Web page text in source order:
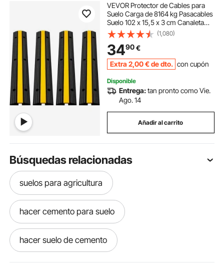
VEVOR Protector de Cables para
Suelo Carga de 8164 kg Pasacables
Suelo 102 x 15,5 x 3 cm Canaleta
Cables Suelo el Reductor de
Velocidad para Protección de
Cables Eléctricos
(1,080)
3490€
Extra 2,00 €de dto. con cupón
Disponible
Entrega:tan pronto como Vie.
Ago. 14
Añadir al carrito
Búsquedas relacionadas
suelos para agricultura
hacer cemento para suelo
hacer suelo de cemento